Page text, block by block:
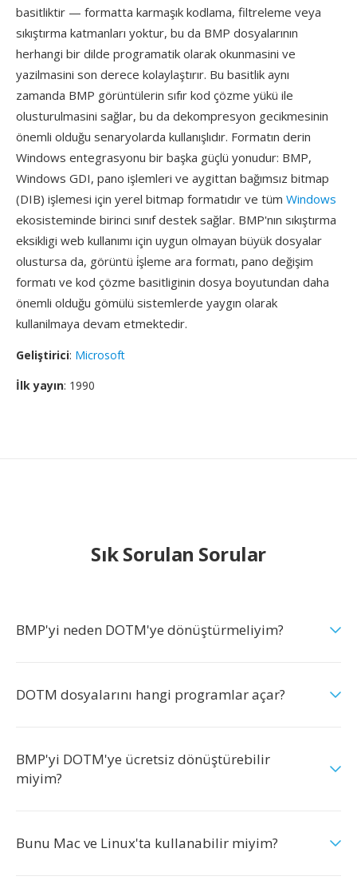
basitliktir — formatta karmaşık kodlama, filtreleme veya
sıkıştırma katmanları yoktur, bu da BMP dosyalarının
herhangi bir dilde programatik olarak okunmasini ve
yazilmasini son derece kolaylaştırır. Bu basitlik aynı
zamanda BMP görüntülerin sıfır kod çözme yükü ile
olusturulmasini sağlar, bu da dekompresyon gecikmesinin
önemli olduğu senaryolarda kullanışlıdır. Formatın derin
Windows entegrasyonu bir başka güçlü yonudur: BMP,
Windows GDI, pano işlemleri ve aygittan bağımsız bitmap
(DIB) işlemesi için yerel bitmap formatıdır ve tüm Windows
ekosisteminde birinci sınıf destek sağlar. BMP'nın sıkıştırma
eksikligi web kullanımı için uygun olmayan büyük dosyalar
olustursa da, görüntü i̇şleme ara formatı, pano değişim
formatı ve kod çözme basitliginin dosya boyutundan daha
önemli olduğu gömülü sistemlerde yaygın olarak
kullanilmaya devam etmektedir.
Geliştirici: Microsoft
İlk yayın: 1990
Sık Sorulan Sorular
BMP'yi neden DOTM'ye dönüştürmeliyim?
DOTM dosyalarını hangi programlar açar?
BMP'yi DOTM'ye ücretsiz dönüştürebilir
miyim?
Bunu Mac ve Linux'ta kullanabilir miyim?